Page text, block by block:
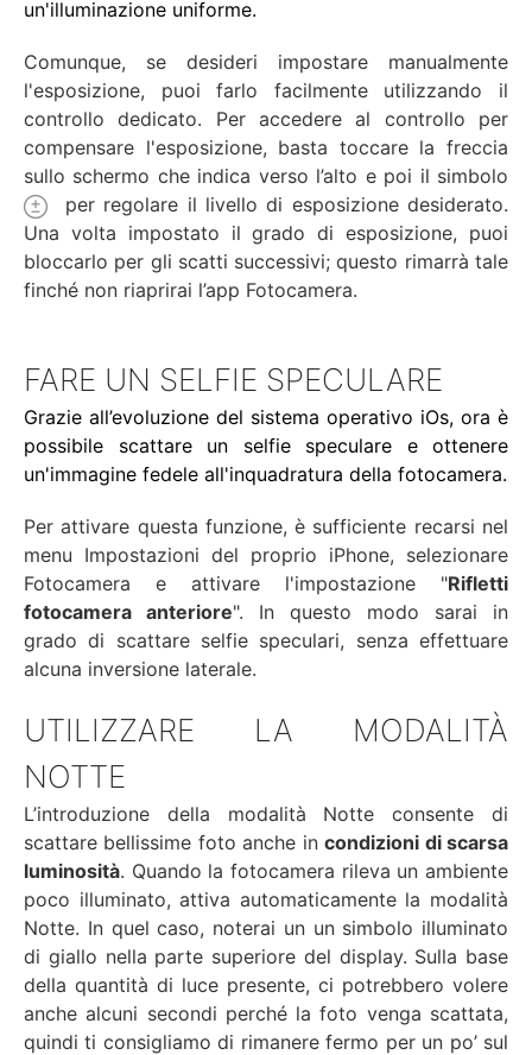
un'illuminazione uniforme.
Comunque, se desideri impostare manualmente
l'esposizione, puoi farlo facilmente utilizzando il
controllo dedicato. Per accedere al controllo per
compensare l'esposizione, basta toccare la freccia
sullo schermo che indica verso l’alto e poi il simbolo
per regolare il livello di esposizione desiderato.
Una volta impostato il grado di esposizione, puoi
bloccarlo per gli scatti successivi; questo rimarrà tale
finché non riaprirai l’app Fotocamera.
FARE UN SELFIE SPECULARE
Grazie all’evoluzione del sistema operativo iOs, ora è
possibile scattare un selfie speculare e ottenere
un'immagine fedele all'inquadratura della fotocamera.
Per attivare questa funzione, è sufficiente recarsi nel
menu Impostazioni del proprio iPhone, selezionare
Fotocamera e attivare l'impostazione "Rifletti
fotocamera anteriore". In questo modo sarai in
grado di scattare selfie speculari, senza effettuare
alcuna inversione laterale.
UTILIZZARE LA MODALITÀ
NOTTE
L’introduzione della modalità Notte consente di
scattare bellissime foto anche incondizioni di scarsa
luminosità. Quando la fotocamera rileva un ambiente
poco illuminato, attiva automaticamente la modalità
Notte. In quel caso, noterai un un simbolo illuminato
di giallo nella parte superiore del display. Sulla base
della quantità di luce presente, ci potrebbero volere
anche alcuni secondi perché la foto venga scattata,
quindi ti consigliamo di rimanere fermo per un po’ sul